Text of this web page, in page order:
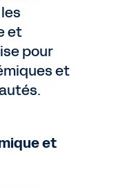
et
pour
et
et